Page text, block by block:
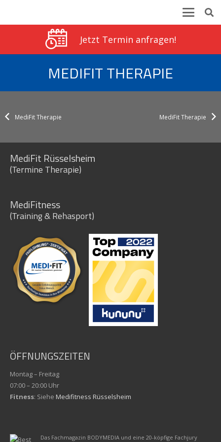
Jetzt Termin anfragen!
MEDIFIT THERAPIE
MediFit Therapie MediFit Therapie
MediFit Rüsselsheim
(Termine Therapie)
MediFitness
(Training & Rehasport)
ÖFFNUNGSZEITEN
Montag – Freitag
07:00 – 20:00 Uhr
Fitness: Siehe Medifitness Rüsselsheim
Das Fachmagazin BODYMEDIA und eine 20-köpfige Fachjury